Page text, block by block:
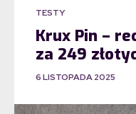
TESTY
Krux Pin –
za 249
6 LISTOPADA 2025